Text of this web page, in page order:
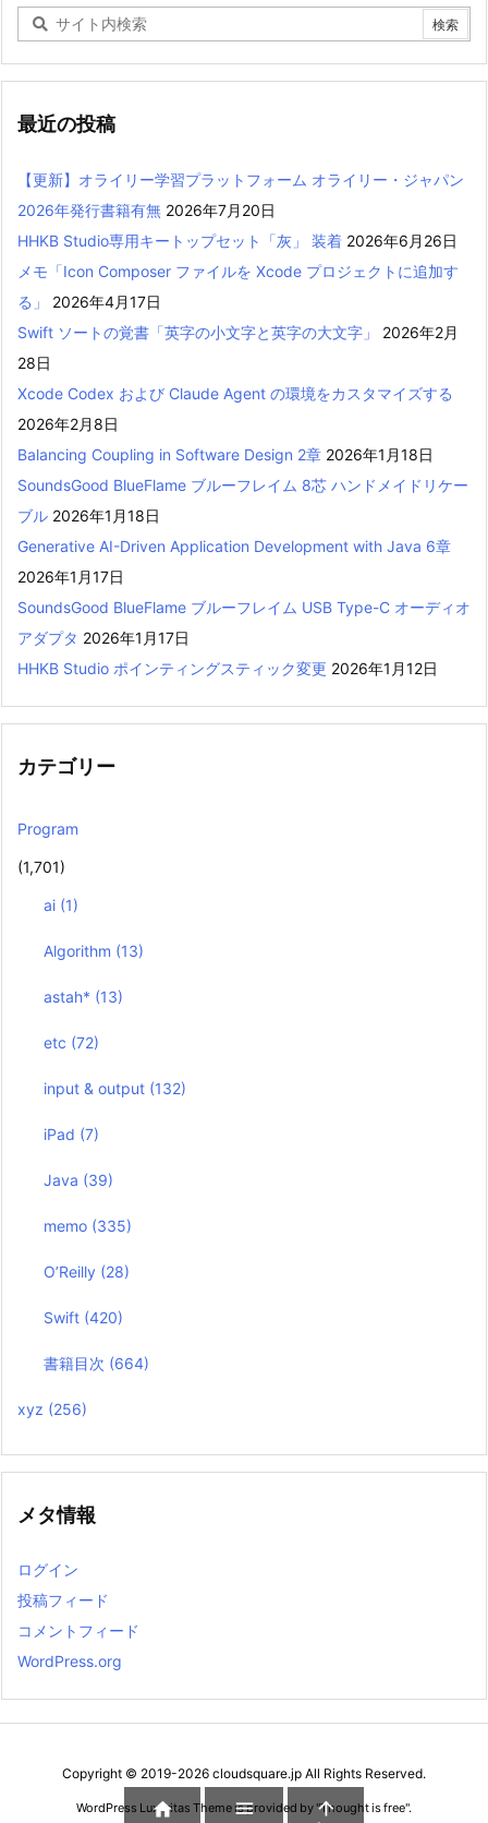
最近の投稿
【更新】オライリー学習プラットフォーム オライリー・ジャパン
2026年発行書籍有無 2026年7月20日
HHKB Studio専用キートップセット「灰」 装着 2026年6月26日
メモ「Icon Composer ファイルを Xcode プロジェクトに追加す
る」
2026年4月17日
Swift ソートの覚書「英字の小文字と英字の大文字」
2026年2月
28日
Xcode Codex および Claude Agent の環境をカスタマイズする
2026年2月8日
Balancing Coupling in Software Design 2章 2026年1月18日
SoundsGood BlueFlame ブルーフレイム 8芯 ハンドメイドリケー
ブル 2026年1月18日
Generative AI-Driven Application Development with Java 6章
2026年1月17日
SoundsGood BlueFlame ブルーフレイム USB Type-C オーディオ
アダプタ 2026年1月17日
HHKB Studio ポインティングスティック変更 2026年1月12日
カテゴリー
Program
(1,701)
ai (1)
Algorithm (13)
astah* (13)
etc (72)
input & output (132)
iPad (7)
Java (39)
memo (335)
O’Reilly (28)
Swift (420)
書籍目次 (664)
xyz (256)
メタ情報
ログイン
投稿フィード
コメントフィード
WordPress.org
Copyright © 2019-2026 cloudsquare.jp All Rights Reserved.
WordPress Luxeritas Theme is provided by "Thought is free".
  